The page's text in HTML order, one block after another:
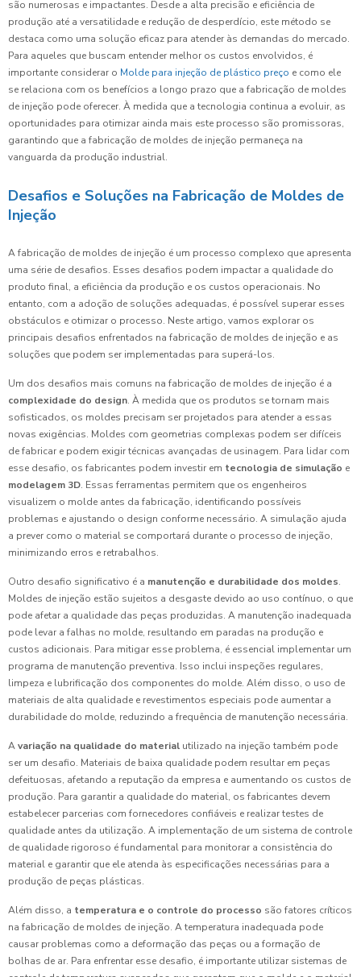
são numerosas e impactantes. Desde a alta precisão e eficiência de
produção até a versatilidade e redução de desperdício, este método se
destaca como uma solução eficaz para atender às demandas do mercado.
Para aqueles que buscam entender melhor os custos envolvidos, é
importante considerar o Molde para injeção de plástico preço e como ele
se relaciona com os benefícios a longo prazo que a fabricação de moldes
de injeção pode oferecer. À medida que a tecnologia continua a evoluir, as
oportunidades para otimizar ainda mais este processo são promissoras,
garantindo que a fabricação de moldes de injeção permaneça na
vanguarda da produção industrial.
Desafios e Soluções na Fabricação de Moldes de
Injeção
A fabricação de moldes de injeção é um processo complexo que apresenta
uma série de desafios. Esses desafios podem impactar a qualidade do
produto final, a eficiência da produção e os custos operacionais. No
entanto, com a adoção de soluções adequadas, é possível superar esses
obstáculos e otimizar o processo. Neste artigo, vamos explorar os
principais desafios enfrentados na fabricação de moldes de injeção e as
soluções que podem ser implementadas para superá-los.
Um dos desafios mais comuns na fabricação de moldes de injeção é a
complexidade do design. À medida que os produtos se tornam mais
sofisticados, os moldes precisam ser projetados para atender a essas
novas exigências. Moldes com geometrias complexas podem ser difíceis
de fabricar e podem exigir técnicas avançadas de usinagem. Para lidar com
esse desafio, os fabricantes podem investir em tecnologia de simulação e
modelagem 3D. Essas ferramentas permitem que os engenheiros
visualizem o molde antes da fabricação, identificando possíveis
problemas e ajustando o design conforme necessário. A simulação ajuda
a prever como o material se comportará durante o processo de injeção,
minimizando erros e retrabalhos.
Outro desafio significativo é a manutenção e durabilidade dos moldes.
Moldes de injeção estão sujeitos a desgaste devido ao uso contínuo, o que
pode afetar a qualidade das peças produzidas. A manutenção inadequada
pode levar a falhas no molde, resultando em paradas na produção e
custos adicionais. Para mitigar esse problema, é essencial implementar um
programa de manutenção preventiva. Isso inclui inspeções regulares,
limpeza e lubrificação dos componentes do molde. Além disso, o uso de
materiais de alta qualidade e revestimentos especiais pode aumentar a
durabilidade do molde, reduzindo a frequência de manutenção necessária.
Avariação na qualidade do material utilizado na injeção também pode
ser um desafio. Materiais de baixa qualidade podem resultar em peças
defeituosas, afetando a reputação da empresa e aumentando os custos de
produção. Para garantir a qualidade do material, os fabricantes devem
estabelecer parcerias com fornecedores confiáveis e realizar testes de
qualidade antes da utilização. A implementação de um sistema de controle
de qualidade rigoroso é fundamental para monitorar a consistência do
material e garantir que ele atenda às especificações necessárias para a
produção de peças plásticas.
Além disso, a temperatura e o controle do processo são fatores críticos
na fabricação de moldes de injeção. A temperatura inadequada pode
causar problemas como a deformação das peças ou a formação de
bolhas de ar. Para enfrentar esse desafio, é importante utilizar sistemas de